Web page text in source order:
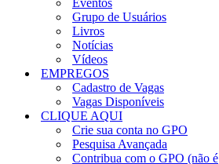
Eventos
Grupo de Usuários
Livros
Notícias
Vídeos
EMPREGOS
Cadastro de Vagas
Vagas Disponíveis
CLIQUE AQUI
Crie sua conta no GPO
Pesquisa Avançada
Contribua com o GPO (não é